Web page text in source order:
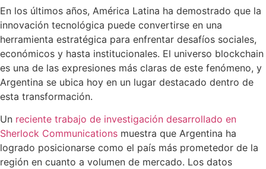
En los últimos años, América Latina ha demostrado que la
innovación tecnológica puede convertirse en una
herramienta estratégica para enfrentar desafíos sociales,
económicos y hasta institucionales. El universo blockchain
es una de las expresiones más claras de este fenómeno, y
Argentina se ubica hoy en un lugar destacado dentro de
esta transformación.
Un reciente trabajo de investigación desarrollado en
Sherlock Communications muestra que Argentina ha
logrado posicionarse como el país más prometedor de la
región en cuanto a volumen de mercado. Los datos